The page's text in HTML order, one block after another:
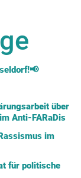
über
Anti-FARaDis
im
für politische